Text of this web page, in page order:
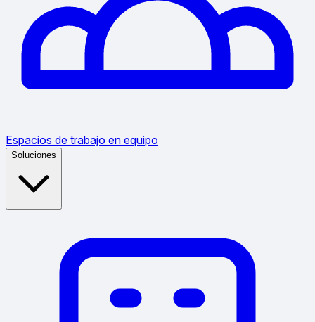
Espacios de trabajo en equipo
Soluciones